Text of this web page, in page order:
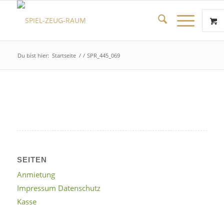
Du bist hier: Startseite / / SPR_445_069
SEITEN
Anmietung
Impressum Datenschutz
Kasse